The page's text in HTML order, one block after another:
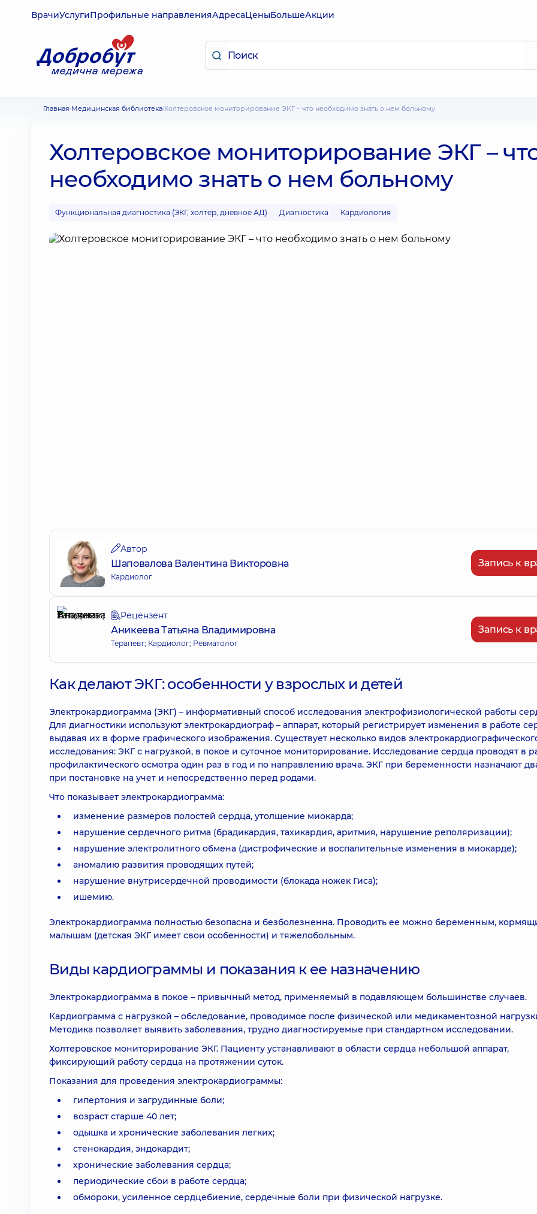
ВрачиУслугиПрофильные направленияАдресаЦеныБольшеАкции
Главная Медицинская библиотека Холтеровское мониторирование ЭКГ – что необходимо знать о нем больному
Холтеровское мониторирование ЭКГ –
необходимо знать о нем больному
Функциональная диагностика (ЭКГ, холтер, дневное АД) Диагностика Кардиология
Автор
Шаповалова Валентина Викторовна
Кардиолог
Запись к
Рецензент
Аникеева Татьяна Владимировна
Терапевт; Кардиолог; Ревматолог
Запись к
Как делают ЭКГ: особенности у взрослых и детей
Электрокардиограмма (ЭКГ) – информативный способ исследования электрофизиологической работы
Для диагностики используют электрокардиограф – аппарат, который регистрирует изменения в работе
выдавая их в форме графического изображения. Существует несколько видов
исследования: ЭКГ с нагрузкой, в покое и суточное мониторирование. Исследование сердца проводят в
профилактического осмотра один раз в год и по направлению врача. ЭКГ при беременности назначают
при постановке на учет и непосредственно перед родами.
Что показывает электрокардиограмма:
изменение размеров полостей сердца, утолщение миокарда;
нарушение сердечного ритма (брадикардия, тахикардия, аритмия, нарушение реполяризации);
нарушение электролитного обмена (дистрофические и воспалительные изменения в миокарде);
аномалию развития проводящих путей;
нарушение внутрисердечной проводимости (блокада ножек Гиса);
ишемию.
Электрокардиограмма полностью безопасна и безболезненна. Проводить ее можно беременным,
малышам (детская ЭКГ имеет свои особенности) и тяжелобольным.
Виды кардиограммы и показания к ее назначению
Электрокардиограмма в покое – привычный метод, применяемый в подавляющем большинстве случаев.
Кардиограмма с нагрузкой – обследование, проводимое после физической или медикаментозной
Методика позволяет выявить заболевания, трудно диагностируемые при стандартном исследовании.
Холтеровское мониторирование ЭКГ. Пациенту устанавливают в области сердца небольшой аппарат,
фиксирующий работу сердца на протяжении суток.
Показания для проведения электрокардиограммы:
гипертония и загрудинные боли;
возраст старше 40 лет;
одышка и хронические заболевания легких;
стенокардия, эндокардит;
хронические заболевания сердца;
периодические сбои в работе сердца;
обмороки, усиленное сердцебиение, сердечные боли при физической нагрузке.